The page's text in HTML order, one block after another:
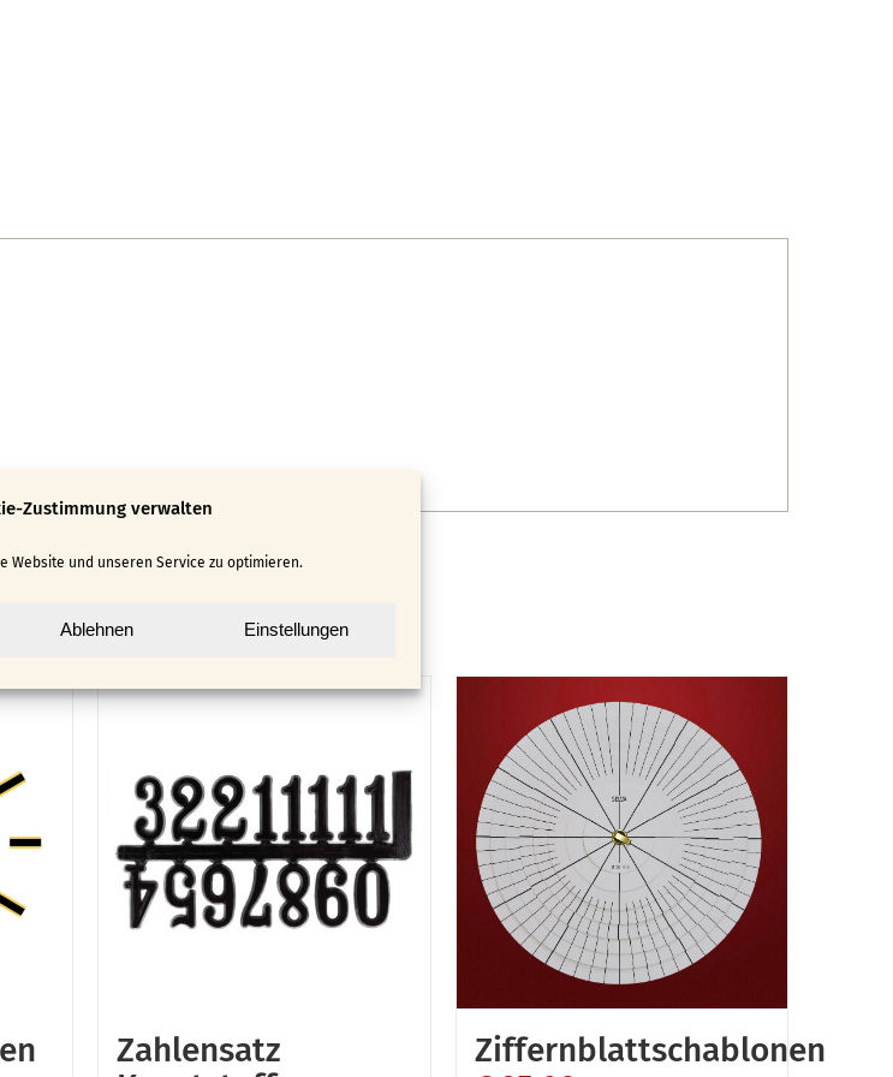
Zustimmung verwalten
Website und unseren Service zu optimieren.
Ablehnen Einstellungen
Zahlensatz
Ziffernblattschablonen